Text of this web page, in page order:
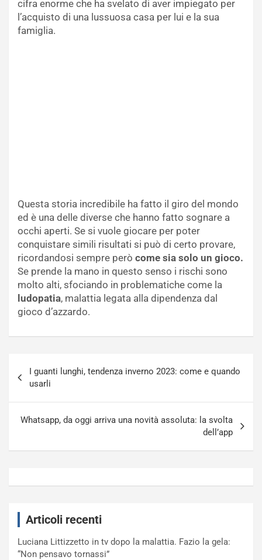
cifra enorme che ha svelato di aver impiegato per
l’acquisto di una lussuosa casa per lui e la sua
famiglia.
Questa storia incredibile ha fatto il giro del mondo
ed è una delle diverse che hanno fatto sognare a
occhi aperti. Se si vuole giocare per poter
conquistare simili risultati si può di certo provare,
ricordandosi sempre però come sia solo un gioco.
Se prende la mano in questo senso i rischi sono
molto alti, sfociando in problematiche come la
ludopatia, malattia legata alla dipendenza dal
gioco d’azzardo.
articoli
I guanti lunghi, tendenza inverno 2023: come e quando
usarli
Whatsapp, da oggi arriva una novità assoluta: la svolta
dell’app
Articoli recenti
Luciana Littizzetto in tv dopo la malattia. Fazio la gela:
“Non pensavo tornassi”